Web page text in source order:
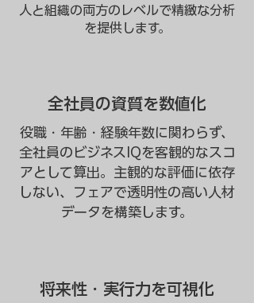
人と組織の両方のレベルで精緻な分析
を提供します。
全社員の資質を数値化
役職・年齢・経験年数に関わらず、
全社員のビジネスIQを客観的なスコ
アとして算出。主観的な評価に依存
しない、フェアで透明性の高い人材
データを構築します。
将来性・実行力を可視化